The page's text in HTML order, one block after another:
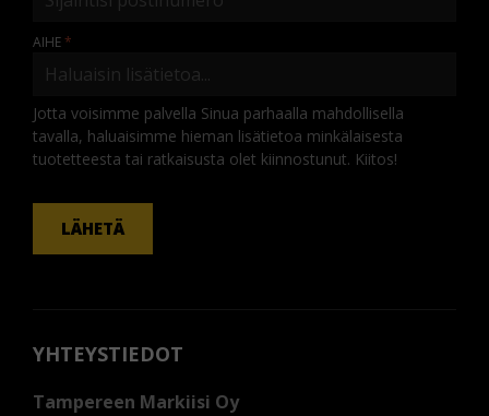
AIHE
Jotta voisimme palvella Sinua parhaalla mahdollisella
tavalla, haluaisimme hieman lisätietoa minkälaisesta
tuotetteesta tai ratkaisusta olet kiinnostunut. Kiitos!
KOMMENTTI
LÄHETÄ
YHTEYSTIEDOT
Tampereen Markiisi Oy